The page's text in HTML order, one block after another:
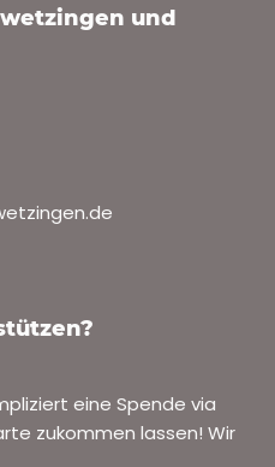
und
eine Spende via
zukommen lassen! Wir